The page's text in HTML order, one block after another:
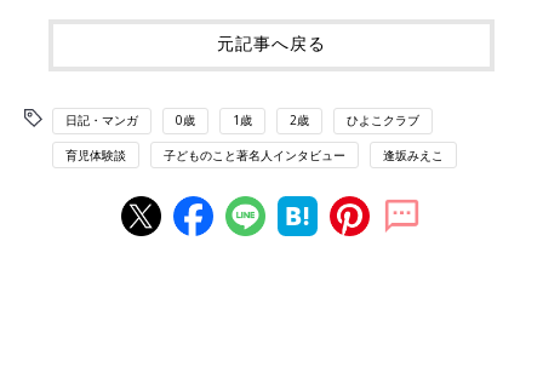
元記事へ戻る
日記・マンガ 0歳 1歳 2歳 ひよこクラブ
育児体験談 子どものこと著名人インタビュー 逢坂みえこ